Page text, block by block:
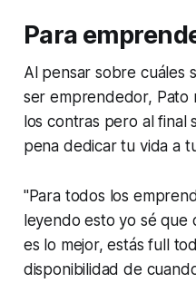
Para
Al pensar sobre cuáles
ser emprendedor, Pato
los contras pero al final
pena dedicar tu vida a
"Para todos los
leyendo esto yo sé
es lo mejor, estásfull
disponibilidad de